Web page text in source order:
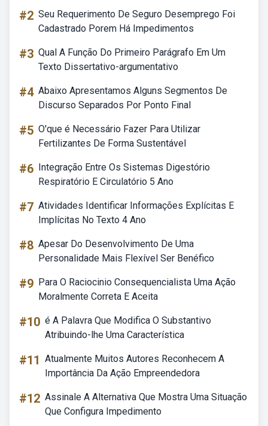
#2 Seu Requerimento De Seguro Desemprego Foi
Cadastrado Porem Há Impedimentos
#3 Qual A Função Do Primeiro Parágrafo Em Um
Texto Dissertativo-argumentativo
#4 Abaixo Apresentamos Alguns Segmentos De
Discurso Separados Por Ponto Final
#5 O'que é Necessário Fazer Para Utilizar
Fertilizantes De Forma Sustentável
#6 Integração Entre Os Sistemas Digestório
Respiratório E Circulatório 5 Ano
#7 Atividades Identificar Informações Explícitas E
Implícitas No Texto 4 Ano
#8 Apesar Do Desenvolvimento De Uma
Personalidade Mais Flexível Ser Benéfico
#9 Para O Raciocinio Consequencialista Uma Ação
Moralmente Correta E Aceita
#10 é A Palavra Que Modifica O Substantivo
Atribuindo-lhe Uma Característica
#11 Atualmente Muitos Autores Reconhecem A
Importância Da Ação Empreendedora
#12 Assinale A Alternativa Que Mostra Uma Situação
Que Configura Impedimento